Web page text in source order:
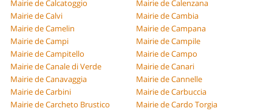
Mairie de Calcatoggio
Mairie de Calenzana
Mairie de Calvi
Mairie de Cambia
Mairie de Camelin
Mairie de Campana
Mairie de Campi
Mairie de Campile
Mairie de Campitello
Mairie de Campo
Mairie de Canale di Verde
Mairie de Canari
Mairie de Canavaggia
Mairie de Cannelle
Mairie de Carbini
Mairie de Carbuccia
Mairie de Carcheto Brustico
Mairie de Cardo Torgia